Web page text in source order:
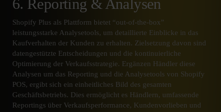
6. Reporting & Analysen
Shopify Plus als Plattform bietet “out-of-the-box”
leistungsstarke Analysetools, um detaillierte Einblicke in das
Kaufverhalten der Kunden zu erhalten. Zielsetzung davon sind
datengestützte Entscheidungen und die kontinuierliche
Optimierung der Verkaufsstrategie. Ergänzen Händler diese
Analysen um das Reporting und die Analysetools von Shopify
POS, ergibt sich ein einheitliches Bild des gesamten
Geschäftsbetriebs. Dies ermöglicht es Händlern, umfassende
Reportings über Verkaufsperformance, Kundenvorlieben und